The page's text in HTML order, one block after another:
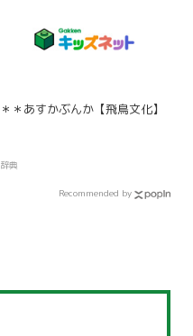
＊＊あすかぶんか【飛鳥文化】
辞典
Recommended by